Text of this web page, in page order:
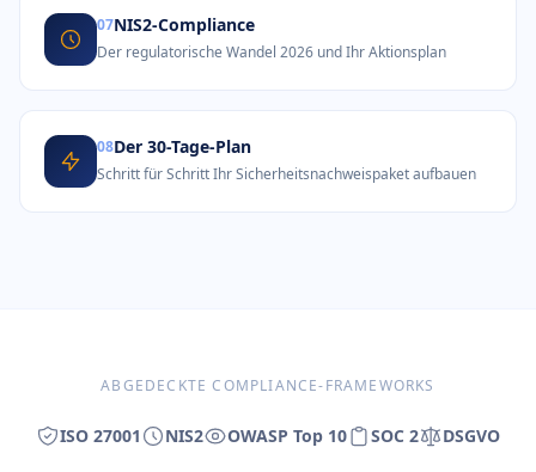
07NIS2-Compliance
Der regulatorische Wandel 2026 und Ihr Aktionsplan
08Der 30-Tage-Plan
Schritt für Schritt Ihr Sicherheitsnachweispaket aufbauen
ABGEDECKTE COMPLIANCE-FRAMEWORKS
ISO 27001 NIS2 OWASP Top 10 SOC 2 DSGVO